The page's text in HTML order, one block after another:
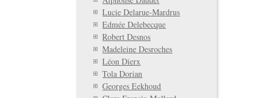
Lucie Delarue-Mardrus
Edmée Delebecque
Robert Desnos
Madeleine Desroches
Léon Dierx
Tola Dorian
Georges Eekhoud